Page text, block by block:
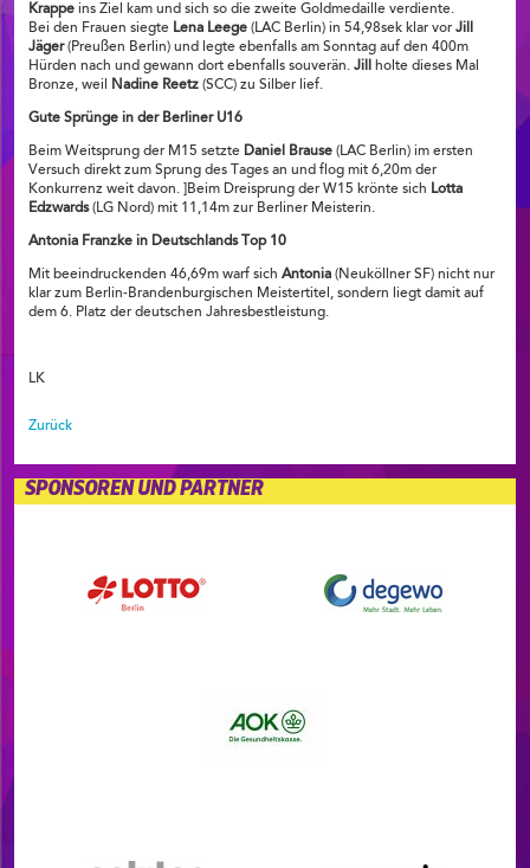
Krappe ins Ziel kam und sich so die zweite Goldmedaille verdiente.
Bei den Frauen siegte Lena Leege (LAC Berlin) in 54,98sek klar vor Jill
Jäger(Preußen Berlin) und legte ebenfalls am Sonntag auf den 400m
Hürden nach und gewann dort ebenfalls souverän. Jill
holte dieses Mal
Bronze, weil
Nadine Reetz (SCC) zu Silber lief.
Gute Sprünge in der Berliner U16
Beim Weitsprung der M15 setzte Daniel Brause (LAC Berlin) im ersten
Versuch direkt zum Sprung des Tages an und flog mit 6,20m der
Konkurrenz weit davon. ]Beim Dreisprung der W15 krönte sich Lotta
Edzwards(LG Nord) mit 11,14m zur Berliner Meisterin.
Antonia Franzke in Deutschlands Top 10
Mit beeindruckenden 46,69m warf sich Antonia (Neuköllner SF) nicht nur
klar zum Berlin-Brandenburgischen Meistertitel, sondern liegt damit auf
dem 6. Platz der deutschen Jahresbestleistung.
LK
Zurück
SPONSOREN UND PARTNER